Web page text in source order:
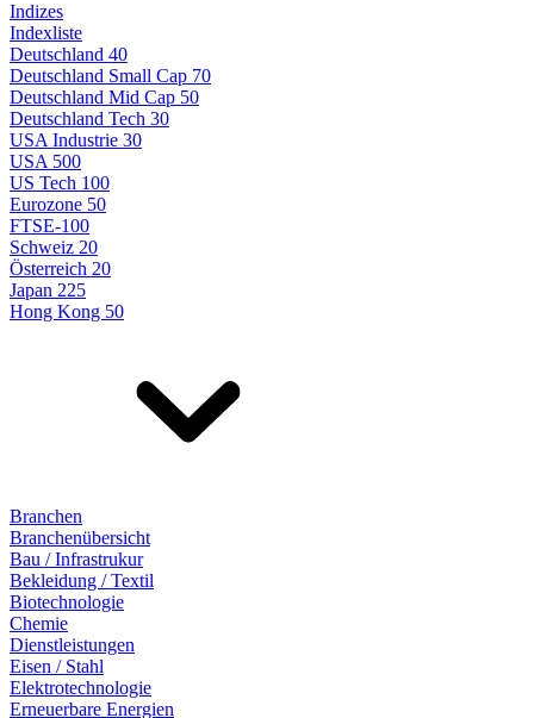
Indizes
Indexliste
Deutschland 40
Deutschland Small Cap 70
Deutschland Mid Cap 50
Deutschland Tech 30
USA Industrie 30
USA 500
US Tech 100
Eurozone 50
FTSE-100
Schweiz 20
Österreich 20
Japan 225
Hong Kong 50
Branchen
Branchenübersicht
Bau / Infrastrukur
Bekleidung / Textil
Biotechnologie
Chemie
Dienstleistungen
Eisen / Stahl
Elektrotechnologie
Erneuerbare Energien